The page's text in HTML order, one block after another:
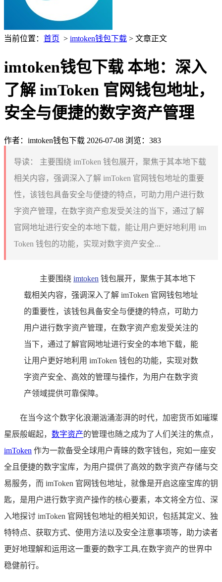
当前位置： 首页 > imtoken钱包下载 > 文章正文
imtoken钱包下载 本地：深入
了解 imToken 官网钱包地址，
安全与便捷的数字资产管理
作者：imtoken钱包下载 2026-07-08 浏览：383
导读：
主要围绕 imToken 钱包展开，聚焦于其本地下载
相关内容，强调深入了解 imToken 官网钱包地址的重要
性，该钱包具备安全与便捷的特点，可助力用户进行数
字资产管理，在数字资产愈发受关注的当下，通过了解
官网地址进行安全的本地下载，能让用户更好地利用 im
Token 钱包的功能，实现对数字资产安全...
主要围绕 imtoken 钱包展开，聚焦于其本地下
载相关内容，强调深入了解 imToken 官网钱包地址
的重要性，该钱包具备安全与便捷的特点，可助力
用户进行数字资产管理，在数字资产愈发受关注的
当下，通过了解官网地址进行安全的本地下载，能
让用户更好地利用 imToken 钱包的功能，实现对数
字资产安全、高效的管理与操作，为用户在数字资
产领域提供可靠保障。
在当今这个数字化浪潮汹涌澎湃的时代，加密货币如璀璨
星辰般崛起， 数字资产的管理也随之成为了人们关注的焦点，
imToken 作为一款备受全球用户青睐的数字钱包，宛如一座安
全且便捷的数字宝库，为用户提供了高效的数字资产存储与交
易服务，而 imToken 官网钱包地址，就像是开启这座宝库的钥
匙，是用户进行数字资产操作的核心要素，本文将全方位、深
入地探讨 imToken 官网钱包地址的相关知识，包括其定义、独
特特点、获取方式、使用方法以及安全注意事项等，助力读者
更好地理解和运用这一重要的数字工具,在数字资产的世界中
稳健前行。